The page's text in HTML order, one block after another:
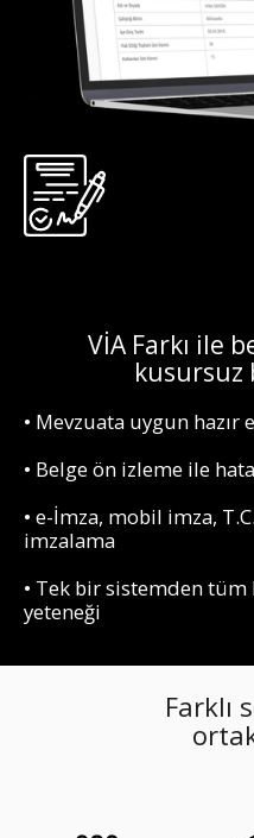
VİA Farkı ile
kusursuz
• Mevzuata uygun hazır
• Belge ön izleme ile
• e-İmza, mobil imza,
imzalama
• Tek bir sistemden
yeteneği
Farklı